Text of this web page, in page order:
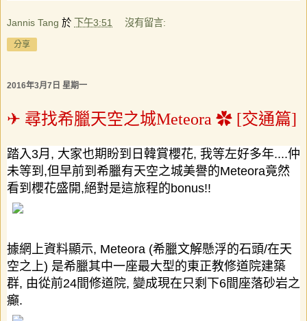
Jannis Tang 於 下午3:51 沒有留言:
分享
2016年3月7日 星期一
✈ 尋找希臘天空之城Meteora ✿ [交通篇]
踏入3月 , 大家也期盼到日韓賞櫻花, 我等左好多年....仲
未等到 ,但早前到希臘有天空之城美譽的Meteora竟然
看到櫻花盛開,絕對是這旅程的bonus!!
據網上資料顯示, Meteora (希臘文解懸浮的石頭/在天
空之上) 是希臘其中一座最大型的東正教修道院建築
群, 由從前24間修道院, 變成現在只剩下6間座落砂岩之
癲.